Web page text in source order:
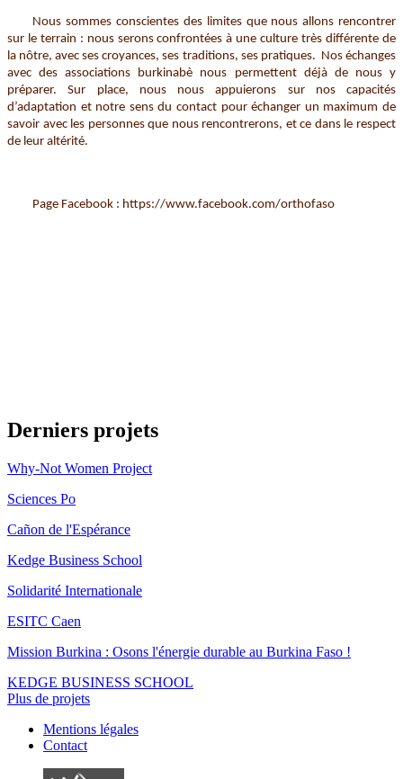
Nous sommes conscientes des limites que nous allons rencontrer
sur le terrain : nous serons confrontées à une culture très différente de
la nôtre, avec ses croyances, ses traditions, ses pratiques. Nos échanges
avec des associations burkinabè nous permettent déjà de nous y
préparer. Sur place, nous nous appuierons sur nos capacités
d’adaptation et notre sens du contact pour échanger un maximum de
savoir avec les personnes que nous rencontrerons, et ce dans le respect
de leur altérité.
Page Facebook : https://www.facebook.com/orthofaso
Derniers projets
Why-Not Women Project
Sciences Po
Cañon de l'Espérance
Kedge Business School
Solidarité Internationale
ESITC Caen
Mission Burkina : Osons l'énergie durable au Burkina Faso !
KEDGE BUSINESS SCHOOL
Plus de projets
Mentions légales
Contact